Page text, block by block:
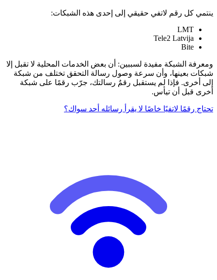
ينتمي كل رقم لاتفي حقيقي إلى إحدى هذه الشبكات:
LMT
Tele2 Latvija
Bite
ومعرفة الشبكة مفيدة لسببين: أن بعض الخدمات المحلية لا تقبل إلا
شبكات بعينها، وأن سرعة وصول رسالة التحقق تختلف من شبكة
إلى أخرى. فإذا لم يستقبل رقمٌ رسالتك، جرّب رقمًا على شبكة
أخرى قبل أن تيأس.
تحتاج رقمًا لاتفيًا خاصًا لا يقرأ رسائله أحد سواك؟